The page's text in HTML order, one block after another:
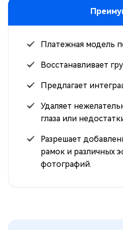
Платежная модель
Восстанавливает
Предлагает
Удаляет
глаза или
Разрешает
рамок и различных
фотографий.